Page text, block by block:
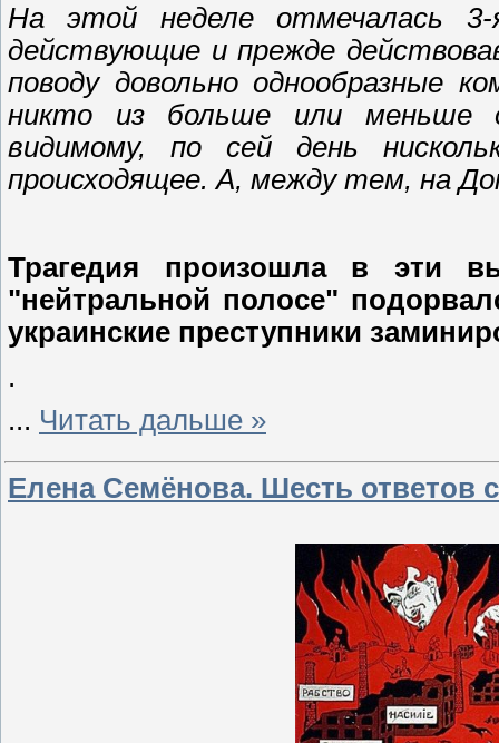
На этой неделе отмечалась
действующие и прежде
поводу довольно однообразные
никто из больше или меньше
видимому, по сей день
происходящее. А, между тем, на
Трагедия произошла в эти
"нейтральной полосе"
украинские преступники
.
... Читать дальше »
Елена Семёнова. Шесть ответов